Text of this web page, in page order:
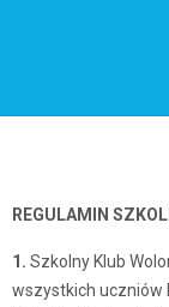
REGULAMIN
1. Szkolny Klub
wszystkich uczniów